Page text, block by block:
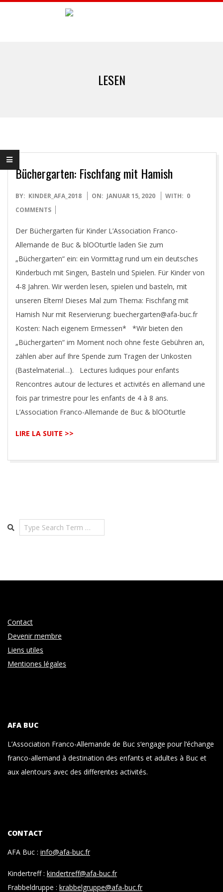
U
C
LESEN
Büchergarten: Fischfang mit Hamish
2020-
01-
BY: KINDER_AFA_2018 ON: JANUAR 15, 2020 WITH: 0
COMMENTS
Der Büchergarten für Kinder L’Association Franco-
Allemande de Buc & blOOturtle laden Sie zum
„Büchergarten“ ein: ein Vormittag rund um ein deutsches
Kinderbuch mit Singen, Basteln und Spielen. Für Kinder von
4-8 Jahren. Wir werden lesen, spielen und basteln, mit
unseren Eltern! Dieses Mal zum Thema: Fischfang mit
Hamish Nur mit Reservierung: buechergarten@afa-buc.fr
Kosten: Nach eigenem Ermessen* *Wir bieten den
„Büchergarten“ im Moment noch ohne feste Gebühren an,
zählen aber auf Ihre Spende zum Tragen der Unkosten
(Bastelmaterial…). Lectures ludiques pour enfants
Rencontres autour de lectures et activités en allemand une
fois par trimestre pour les enfants de 4 à 8 ans.
L’Association Franco-Allemande de Buc & blOOturtle
LIRE LA SUITE >>
Search
Contact
Devenir membre
Liens utiles
Mentiones légales
AFA BUC
L’Association Franco-Allemande de Buc s‘engage pour l‘échange
franco-allemand à destination des enfants et adultes à Buc et
aux alentours avec des differentes activités.
CONTACT
AFA Buc : info@afa-buc.fr
Kindertreff : kindertreff@afa-buc.fr
Frabbeldruppe : krabbelgruppe@afa-buc.fr